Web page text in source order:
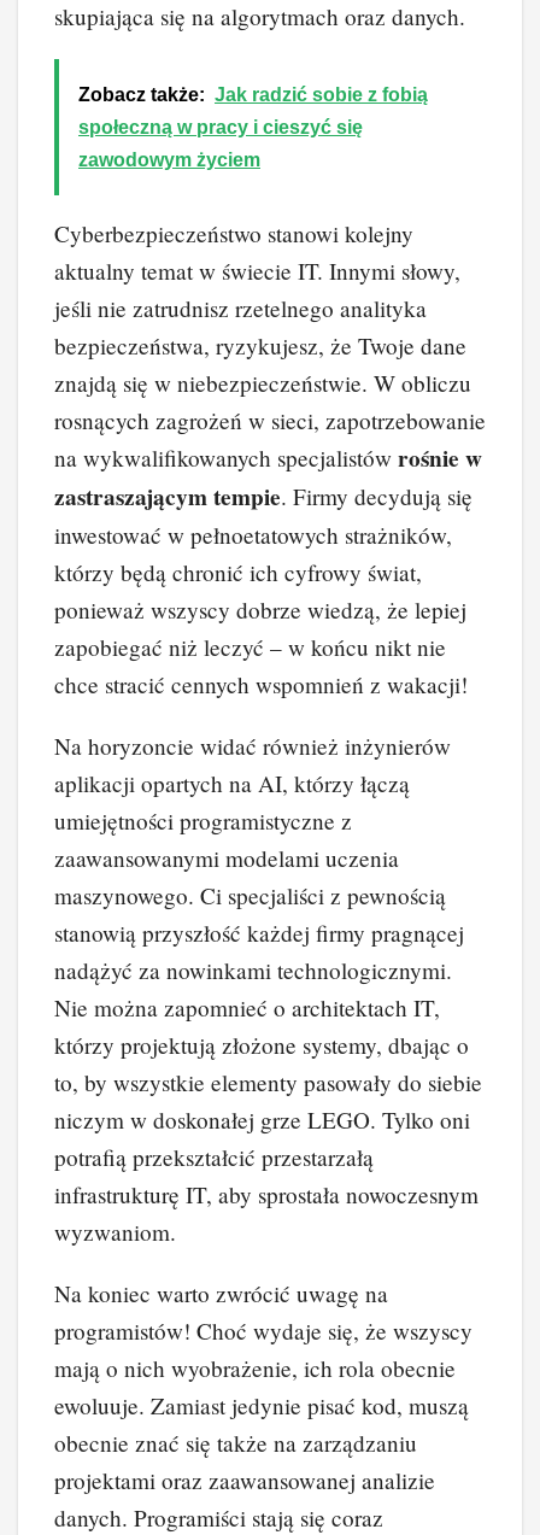
skupiająca się na algorytmach oraz danych.
Zobacz także: Jak radzić sobie z fobią
społeczną w pracy i cieszyć się
zawodowym życiem
Cyberbezpieczeństwo stanowi kolejny
aktualny temat w świecie IT. Innymi słowy,
jeśli nie zatrudnisz rzetelnego analityka
bezpieczeństwa, ryzykujesz, że Twoje dane
znajdą się w niebezpieczeństwie. W obliczu
rosnących zagrożeń w sieci, zapotrzebowanie
na wykwalifikowanych specjalistów rośnie w
zastraszającym tempie. Firmy decydują się
inwestować w pełnoetatowych strażników,
którzy będą chronić ich cyfrowy świat,
ponieważ wszyscy dobrze wiedzą, że lepiej
zapobiegać niż leczyć – w końcu nikt nie
chce stracić cennych wspomnień z wakacji!
Na horyzoncie widać również inżynierów
aplikacji opartych na AI, którzy łączą
umiejętności programistyczne z
zaawansowanymi modelami uczenia
maszynowego. Ci specjaliści z pewnością
stanowią przyszłość każdej firmy pragnącej
nadążyć za nowinkami technologicznymi.
Nie można zapomnieć o architektach IT,
którzy projektują złożone systemy, dbając o
to, by wszystkie elementy pasowały do siebie
niczym w doskonałej grze LEGO. Tylko oni
potrafią przekształcić przestarzałą
infrastrukturę IT, aby sprostała nowoczesnym
wyzwaniom.
Na koniec warto zwrócić uwagę na
programistów! Choć wydaje się, że wszyscy
mają o nich wyobrażenie, ich rola obecnie
ewoluuje. Zamiast jedynie pisać kod, muszą
obecnie znać się także na zarządzaniu
projektami oraz zaawansowanej analizie
danych. Programiści stają się coraz